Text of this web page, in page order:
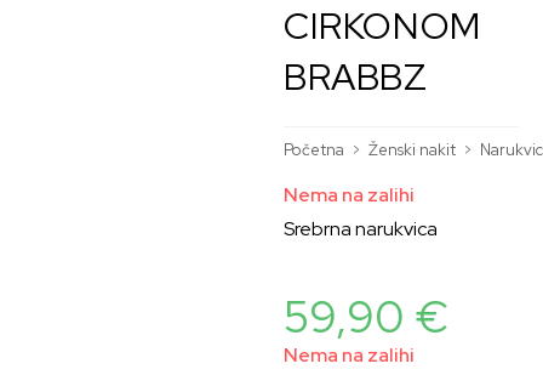
CIRKONOM
BRABBZ
Početna > Ženski nakit >
Nema na zalihi
Srebrna narukvica
59,90 €
Nema na zalihi